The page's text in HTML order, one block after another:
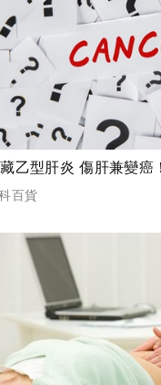
乙型肝炎 傷肝兼變癌！
百貨